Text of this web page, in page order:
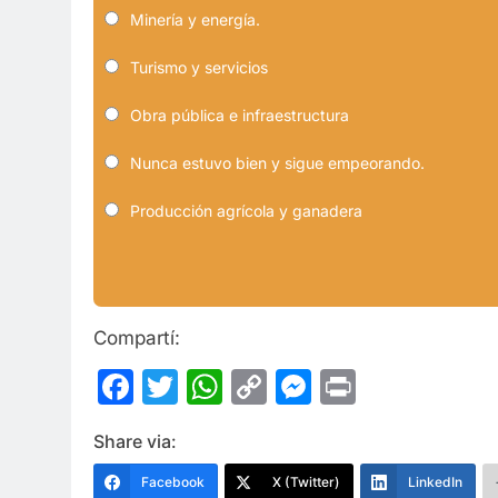
Minería y energía.
Turismo y servicios
Obra pública e infraestructura
Nunca estuvo bien y sigue empeorando.
Producción agrícola y ganadera
Compartí:
Facebook
Twitter
WhatsApp
CopyMessenger
Share via:
Facebook X (Twitter) LinkedIn